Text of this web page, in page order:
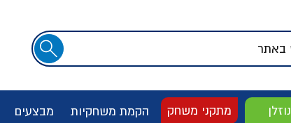
חיפוש
מתקני משחק הקמת משחקיות מבצעים